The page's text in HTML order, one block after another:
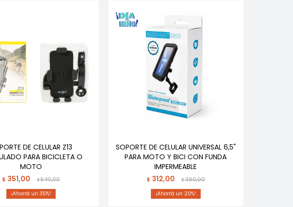
DE CELULAR Z13
PARA BICICLETA O
MOTO
$ 351,00 $540,00
35
SOPORTE DE CELULAR UNIVERSAL 6,5"
PARA MOTO Y BICI CON FUNDA
IMPERMEABLE
$ 312,00 $390,00
20